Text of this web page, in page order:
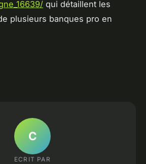
qui détaillent les
plusieurs banques pro en
C
ECRIT PAR